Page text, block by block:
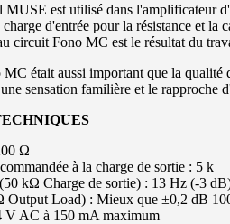
est utilisé dans l'amplificateur
d'entrée pour la résistance et
circuit Fono MC est le résultat du
était aussi important que la
sensation familière et le rapproche
Ω
à la charge de sortie : 5 k
kΩ Charge de sortie) : 13 Hz (-3
Load) : Mieux que ±0,2 dB
V AC à 150 mA maximum